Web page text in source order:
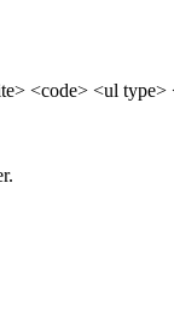
<code> <ul